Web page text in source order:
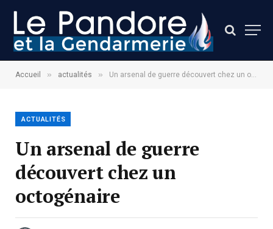
Accueil » actualités » Un arsenal de guerre découvert chez un octogénaire
ACTUALITÉS
Un arsenal de guerre
découvert chez un
octogénaire